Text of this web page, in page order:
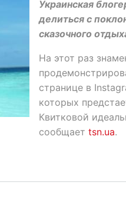
Украинская
делиться с
сказочного
На этот раз
странице в
которых
Квитковой
сообщает tsn.ua.